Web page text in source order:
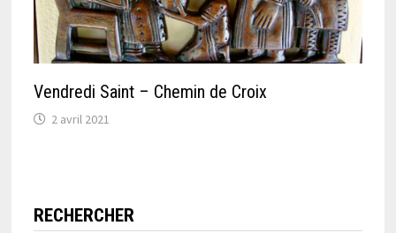
Vendredi Saint – Chemin de Croix
2 avril 2021
RECHERCHER